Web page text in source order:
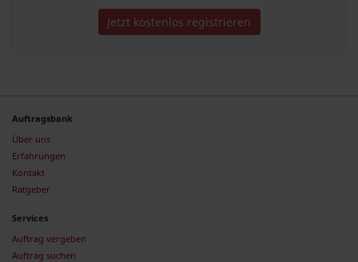
Jetzt kostenlos registrieren
Auftragsbank
Über uns
Erfahrungen
Kontakt
Ratgeber
Services
Auftrag vergeben
Auftrag suchen